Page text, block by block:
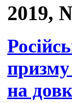
2019,
призму
на